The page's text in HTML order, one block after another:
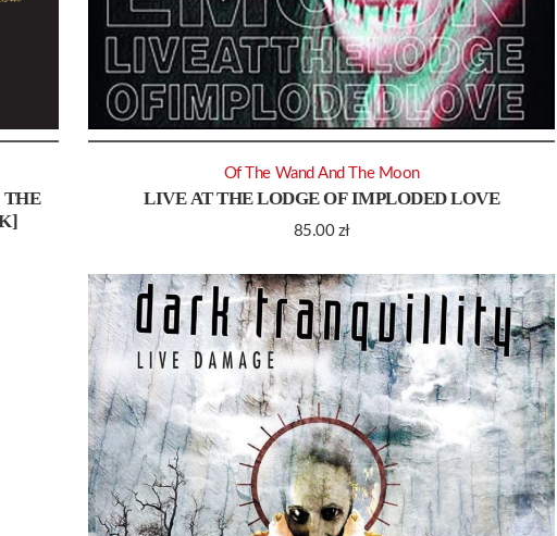
THE
LIVE AT THE LODGE OF IMPLODED LOVE
85.00 zł
Of The Wand And The Moon